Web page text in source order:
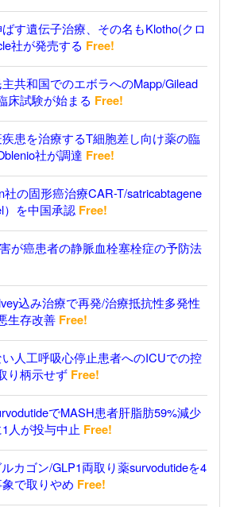
す遺伝子治療、その名もKlotho(クロ
社が発売する Free!
共和国でのエボラへのMapp/Gilead
床試験が始まる Free!
患を治療するT細胞差し向け薬の臨
社が調達 Free!
社の固形癌治療CAR-T/satricabtagene
）を中国承認 Free!
が癌患者の静脈血栓塞栓症の予防法
込み治療で再発/治療抵抗性多発性
生存改善 Free!
人工呼吸心停止患者へのICUでの控
り柄示せず Free!
でMASH患者肝脂肪59%減少
人が投与中止 Free!
カゴン/GLP1両取り薬survodutideを4
で取りやめ Free!